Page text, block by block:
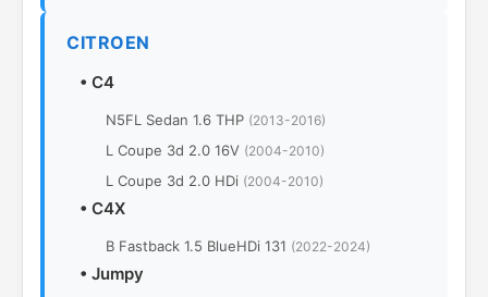
CITROEN
• C4
N5FL Sedan 1.6 THP (2013-2016)
L Coupe 3d 2.0 16V (2004-2010)
L Coupe 3d 2.0 HDi (2004-2010)
• C4X
B Fastback 1.5 BlueHDi 131 (2022-2024)
• Jumpy